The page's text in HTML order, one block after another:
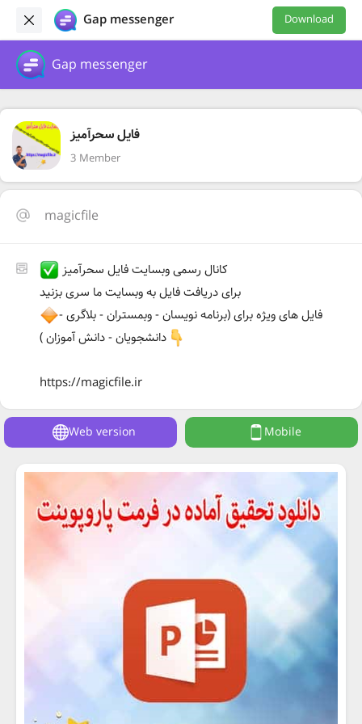
Gap messenger Download
Gap messenger
فایل سحرآمیز
3 Member
magicfile
کانال رسمی وبسایت فایل سحرآمیز
برای دریافت فایل به وبسایت ما سری بزنید
فایل های ویژه برای (برنامه نویسان - وبمستران - بلاگری -
دانشجویان - دانش آموزان )
https://magicfile.ir
Web version Mobile